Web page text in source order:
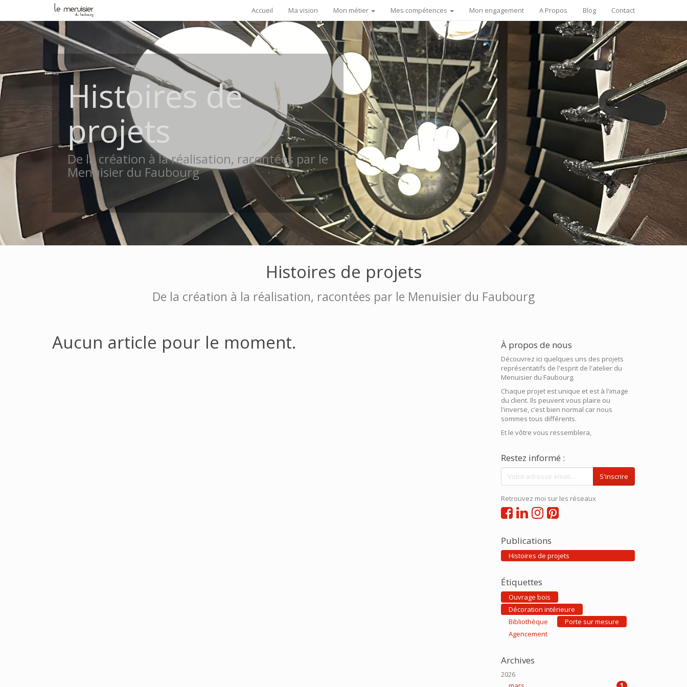
Accueil Ma vision Mon métier Mes compétences Mon engagement A Propos Blog Contact
Histoires de
projets
De la création à la réalisation, racontées par le
Menuisier du Faubourg
Histoires de projets
De la création à la réalisation, racontées par le Menuisier du Faubourg
Aucun article pour le moment. À propos de nous
Découvrez ici quelques uns des projets
représentatifs de l'esprit de l'atelier du
Menuisier du Faubourg.
Chaque projet est unique et est à l'image
du client. Ils peuvent vous plaire ou
l'inverse, c'est bien normal car nous
sommes tous différents.
Et le vôtre vous ressemblera,
Restez informé :
S'inscrire
Retrouvez moi sur les réseaux
Publications
Histoires de projets
Étiquettes
Ouvrage bois
Décoration intérieure
Bibliothèque
Porte sur mesure
Agencement
Archives
2026
1